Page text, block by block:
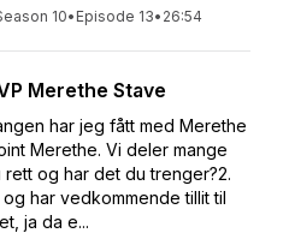
10• Episode 13• 26:54
Merethe Stave
har jeg fått med Merethe
Merethe. Vi deler mange
rett og har det du trenger?2.
har vedkommende tillit til
ja da e...